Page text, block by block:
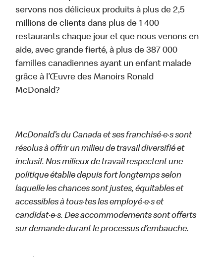
servons nos délicieux produits à plus de 2,5
millions de clients dans plus de 1 400
restaurants chaque jour et que nous venons en
aide, avec grande fierté, à plus de 387 000
familles canadiennes ayant un enfant malade
grâce à l’Œuvre des Manoirs Ronald
McDonald?
McDonald’s du Canada et ses franchisé·e·s sont
résolus à offrir un milieu de travail diversifié et
inclusif. Nos milieux de travail respectent une
politique établie depuis fort longtemps selon
laquelle les chances sont justes, équitables et
accessibles à tous·tes les employé·e·s et
candidat·e·s. Des accommodements sont offerts
sur demande durant le processus d’embauche.